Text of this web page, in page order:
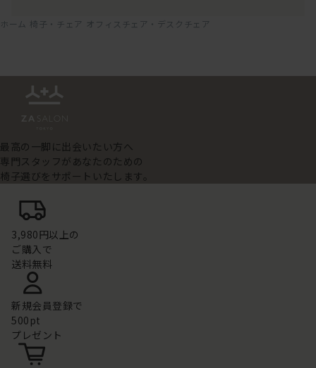
ホーム 椅子・チェア オフィスチェア・デスクチェア
最高の一脚に出会いたい方へ
専門スタッフがあなたのための
椅子選びをサポートいたします。
3,980円以上の
ご購入で
送料無料
新規会員登録で
500pt
プレゼント